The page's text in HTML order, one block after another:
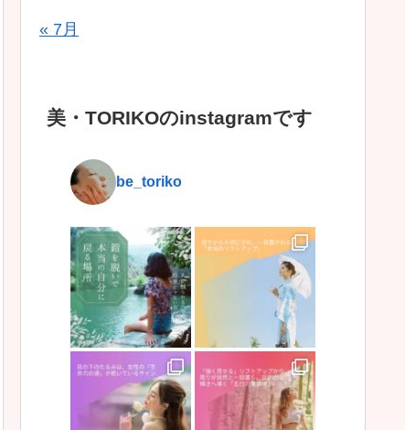
« 7月
美・TORIKOのinstagramです
be_toriko